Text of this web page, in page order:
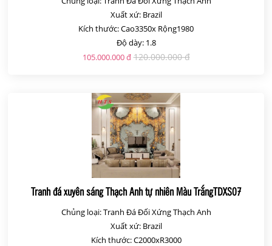
Xuất xứ: Brazil
Kích thước: Cao3350x Rộng1980
Độ dày: 1.8
105.000.000 đ 120.000.000 đ
Tranh đá xuyên sáng Thạch Anh tự nhiên Màu TrắngTDXS07
Chủng loại: Tranh Đá Đối Xứng Thạch Anh
Xuất xứ: Brazil
Kích thước: C2000xR3000